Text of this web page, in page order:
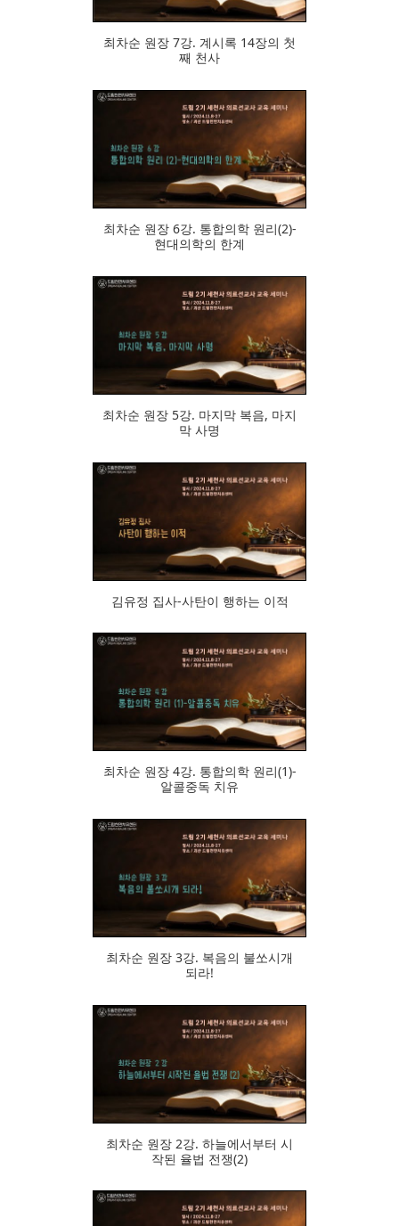
최차순 원장 7강. 계시록 14장의 첫
째 천사
717
최차순 원장 6강. 통합의학 원리(2)-
현대의학의 한계
507
최차순 원장 5강. 마지막 복음, 마지
막 사명
716
김유정 집사-사탄이 행하는 이적
614
최차순 원장 4강. 통합의학 원리(1)-
알콜중독 치유
479
최차순 원장 3강. 복음의 불쏘시개
되라!
482
최차순 원장 2강. 하늘에서부터 시
작된 율법 전쟁(2)